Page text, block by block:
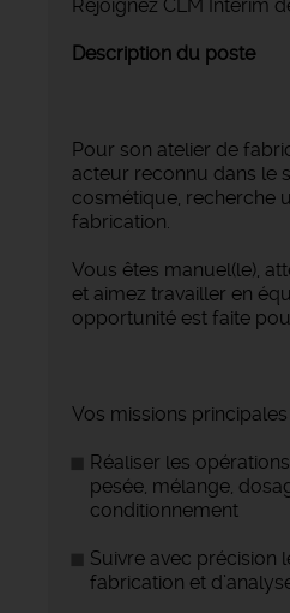
Rejoignez CLM Intérim
Description du poste
Pour son atelier de
acteur reconnu dans le
cosmétique, recherche
fabrication.
Vous êtes manuel(le),
et aimez travailler en
opportunité est faite
Vos missions principales
Réaliser les
pesée, mélange,
conditionnement
Suivre avec précision
fabrication et